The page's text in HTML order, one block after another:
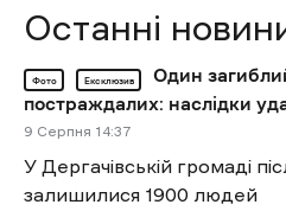
Останні
Фото Ексклюзив
Один
постраждалих: наслідки
9 Cерпня 14:37
У Дергачівській громаді
залишилися 1900 людей